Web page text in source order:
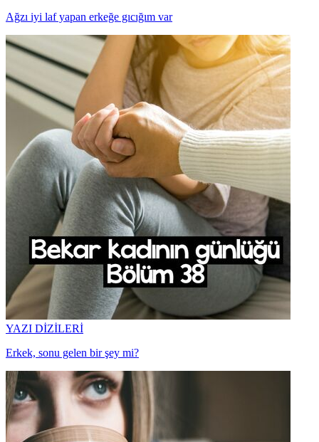
Ağzı iyi laf yapan erkeğe gıcığım var
YAZI DİZİLERİ
Erkek, sonu gelen bir şey mi?